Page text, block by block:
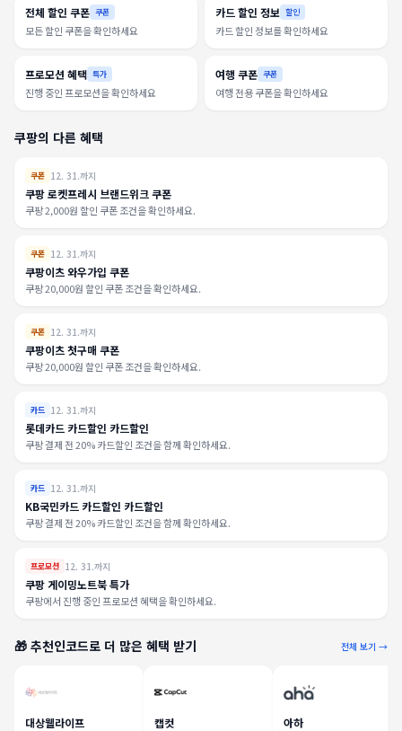
전체 할인 쿠폰 쿠폰
모든 할인 쿠폰을 확인하세요
카드 할인 정보 할인
카드 할인 정보를 확인하세요
프로모션 혜택 특가
진행 중인 프로모션을 확인하세요
여행 쿠폰 쿠폰
여행 전용 쿠폰을 확인하세요
쿠팡의 다른 혜택
쿠폰 12. 31.까지
쿠팡 로켓프레시 브랜드위크 쿠폰
쿠팡 2,000원 할인 쿠폰 조건을 확인하세요.
쿠폰 12. 31.까지
쿠팡이츠 와우가입 쿠폰
쿠팡 20,000원 할인 쿠폰 조건을 확인하세요.
쿠폰 12. 31.까지
쿠팡이츠 첫구매 쿠폰
쿠팡 20,000원 할인 쿠폰 조건을 확인하세요.
카드 12. 31.까지
롯데카드 카드할인 카드할인
쿠팡 결제 전 20% 카드할인 조건을 함께 확인하세요.
카드 12. 31.까지
KB국민카드 카드할인 카드할인
쿠팡 결제 전 20% 카드할인 조건을 함께 확인하세요.
프로모션 12. 31.까지
쿠팡 게이밍노트북 특가
쿠팡에서 진행 중인 프로모션 혜택을 확인하세요.
🎁 추천인코드로 더 많은 혜택 받기 전체 보기 →
대상웰라이프 캡컷 아하